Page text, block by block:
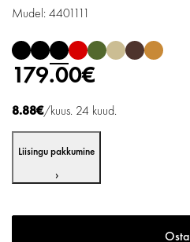
Mudel: 4401111
179.00€
8.88€/kuus. 24 kuud.
Liisingu pakkumine
›